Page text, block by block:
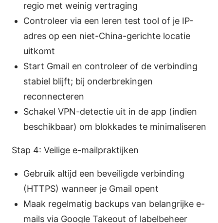
regio met weinig vertraging
Controleer via een leren test tool of je IP-
adres op een niet-China-gerichte locatie
uitkomt
Start Gmail en controleer of de verbinding
stabiel blijft; bij onderbrekingen
reconnecteren
Schakel VPN-detectie uit in de app (indien
beschikbaar) om blokkades te minimaliseren
Stap 4: Veilige e-mailpraktijken
Gebruik altijd een beveiligde verbinding
(HTTPS) wanneer je Gmail opent
Maak regelmatig backups van belangrijke e-
mails via Google Takeout of labelbeheer